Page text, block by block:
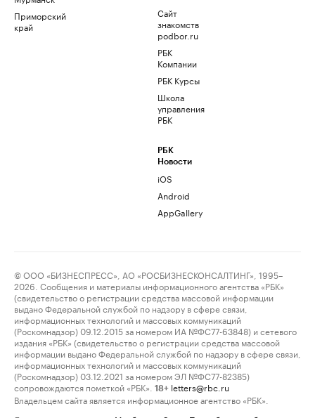
Приморский
край
Сайт
знакомств
podbor.ru
РБК
Компании
РБК Курсы
Школа
управления
РБК
РБК
Новости
iOS
Android
AppGallery
© ООО «БИЗНЕСПРЕСС», АО «РОСБИЗНЕСКОНСАЛТИНГ», 1995–
2026. Сообщения и материалы информационного агентства «РБК»
(свидетельство о регистрации средства массовой информации
выдано Федеральной службой по надзору в сфере связи,
информационных технологий и массовых коммуникаций
(Роскомнадзор) 09.12.2015 за номером ИА №ФС77-63848) и сетевого
издания «РБК» (свидетельство о регистрации средства массовой
информации выдано Федеральной службой по надзору в сфере связи,
информационных технологий и массовых коммуникаций
(Роскомнадзор) 03.12.2021 за номером ЭЛ №ФС77-82385)
сопровождаются пометкой «РБК».
18+ letters@rbc.ru
Владельцем сайта является информационное агентство «РБК».